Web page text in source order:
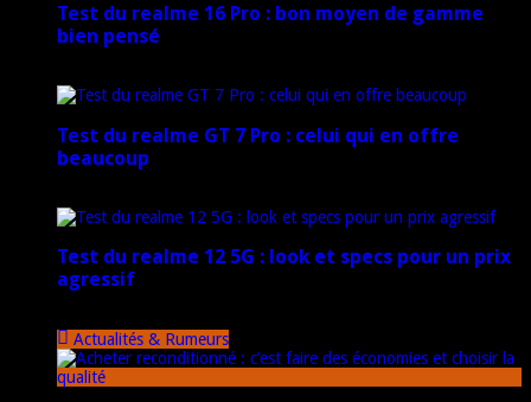
Test du realme 16 Pro : bon moyen de gamme
bien pensé
Test du realme GT 7 Pro : celui qui en offre
beaucoup
Test du realme 12 5G : look et specs pour un prix
agressif
Actualités & Rumeurs